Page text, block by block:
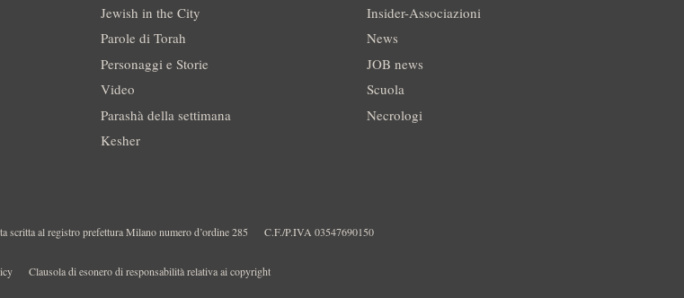
Jewish in the City
Parole di Torah
Personaggi e Storie
Video
Parashà della settimana
Kesher
Insider-Associazioni
News
JOB news
Scuola
Necrologi
scritta al registro prefettura Milano numero d’ordine 285 C.F./P.IVA 03547690150
Clausola di esonero di responsabilità relativa ai copyright